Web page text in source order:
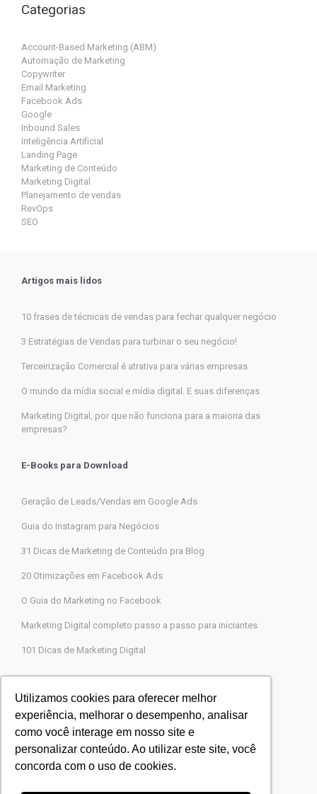
Utilizamos cookies para oferecer melhor
experiência, melhorar o desempenho, analisar
como você interage em nosso site e
personalizar conteúdo. Ao utilizar este site, você
concorda com o uso de cookies.
Categorias
Account-Based Marketing (ABM)
Automação de Marketing
Copywriter
Email Marketing
Facebook Ads
Google
Inbound Sales
Inteligência Artificial
Landing Page
Marketing de Conteúdo
Marketing Digital
Planejamento de vendas
RevOps
SEO
Artigos mais lidos
10 frases de técnicas de vendas para fechar qualquer negócio
3 Estratégias de Vendas para turbinar o seu negócio!
Terceirização Comercial é atrativa para várias empresas
O mundo da mídia social e mídia digital. E suas diferenças
Marketing Digital, por que não funciona para a maioria das
empresas?
E-Books para Download
Geração de Leads/Vendas em Google Ads
Guia do Instagram para Negócios
31 Dicas de Marketing de Conteúdo pra Blog
20 Otimizações em Facebook Ads
O Guia do Marketing no Facebook
Marketing Digital completo passo a passo para iniciantes
101 Dicas de Marketing Digital
Agência Legions Marketing Digital
Rua Gaspar Moreira, 22, Butantã, São Paulo-SP
CEP 05505-000